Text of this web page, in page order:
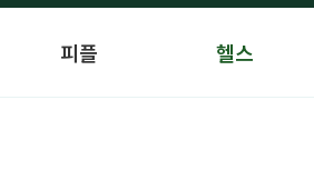
피플 헬스